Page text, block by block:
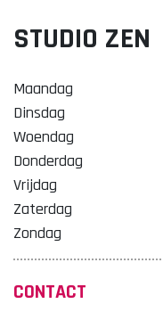
Organisatie
STUDIO ZEN
Maandag
Dinsdag
Woendag
Donderdag
Vrijdag
Zaterdag
Zondag
CONTACT